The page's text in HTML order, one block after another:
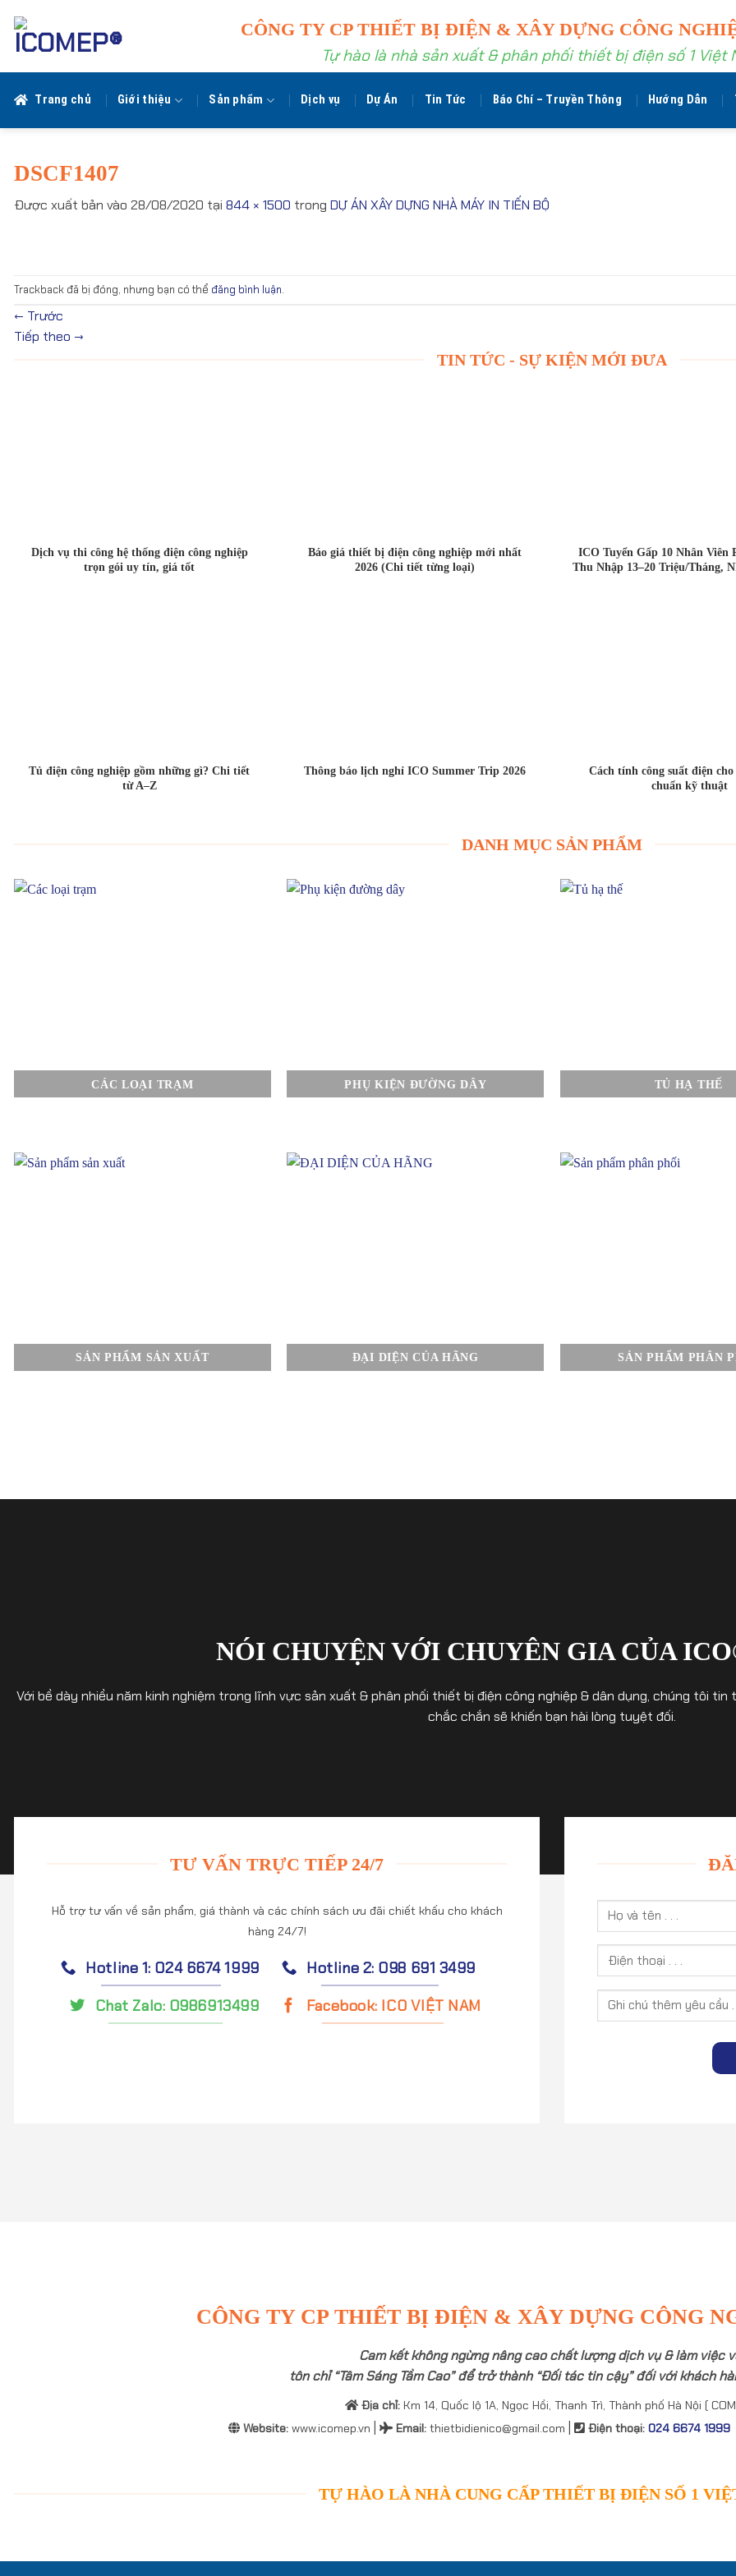
qua
dung
CÔNG TY CP THIẾT BỊ ĐIỆN & XÂY DỰNG CÔNG
Tự hào là nhà sản xuất & phân phối thiết bị điện số 1 Việt
Trang chủ Giới thiệu Sản phẩm Dịch vụ Dự Án Tin Tức Báo Chí – Truyền Thông Hướng Dẫn
DSCF1407
Được xuất bản vào 28/08/2020 tại 844 × 1500 trong DỰ ÁN XÂY DỰNG NHÀ MÁY IN TIẾN BỘ
Trackback đã bị đóng, nhưng bạn có thể đăng bình luận.
← Trước
Tiếp theo →
TIN TỨC - SỰ KIỆN MỚI ĐƯA
Dịch vụ thi công hệ thống điện công nghiệp
trọn gói uy tín, giá tốt
Báo giá thiết bị điện công nghiệp mới nhất
2026 (Chi tiết từng loại)
ICO Tuyển Gấp 10 Nhân Viên
Thu Nhập 13–20 Triệu/Tháng,
Tủ điện công nghiệp gồm những gì? Chi tiết
từ A–Z
Thông báo lịch nghỉ ICO Summer Trip 2026
Cách tính công suất điện
chuẩn kỹ thuật
DANH MỤC SẢN PHẨM
CÁC LOẠI TRẠM PHỤ KIỆN ĐƯỜNG DÂY TỦ HẠ THẾ
SẢN PHẨM SẢN XUẤT ĐẠI DIỆN CỦA HÃNG SẢN PHẨM PHÂN
NÓI CHUYỆN VỚI CHUYÊN GIA CỦA
Với bề dày nhiều năm kinh nghiệm trong lĩnh vực sản xuất & phân phối thiết bị điện công nghiệp & dân dụng, chúng tôi
chắc chắn sẽ khiến bạn hài lòng tuyệt đối.
TƯ VẤN TRỰC TIẾP 24/7
Hỗ trợ tư vấn về sản phẩm, giá thành và các chính sách ưu đãi chiết khấu cho khách
hàng 24/7!
Hotline 1: 024 6674 1999
Hotline 2: 098 691 3499
Chat Zalo: 0986913499
Facebook: ICO VIỆT NAM
CÔNG TY CP THIẾT BỊ ĐIỆN & XÂY DỰNG CÔNG
Cam kết không ngừng nâng cao chất lượng dịch vụ & làm việc
tôn chỉ “Tâm Sáng Tầm Cao” để trở thành “Đối tác tin cậy” đối với khách
Địa chỉ:Km 14, Quốc lộ 1A, Ngọc Hồi, Thanh Trì, Thành phố Hà Nội (
Website:www.icomep.vn Email:thietbidienico@gmail.com Điện thoại: 024 6674 1999
TỰ HÀO LÀ NHÀ CUNG CẤP THIẾT BỊ ĐIỆN SỐ 1